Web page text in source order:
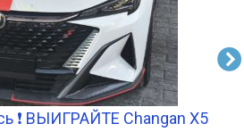
❗ ВЫИГРАЙТЕ Changan X5